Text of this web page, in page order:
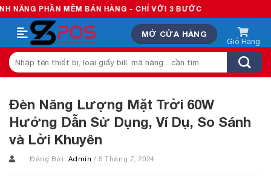
Skip
to
content
MỀM BÁN HÀNG - CHỈ VỚI 3 BƯỚC
MỞ CỬA HÀNG
Tìm
kiếm:
Đèn Năng Lượng Mặt Trời 60W
Hướng Dẫn Sử Dụng, Ví Dụ, So Sánh
và Lời Khuyên
Đăng Bởi: Admin/ 5 Tháng 7, 2024